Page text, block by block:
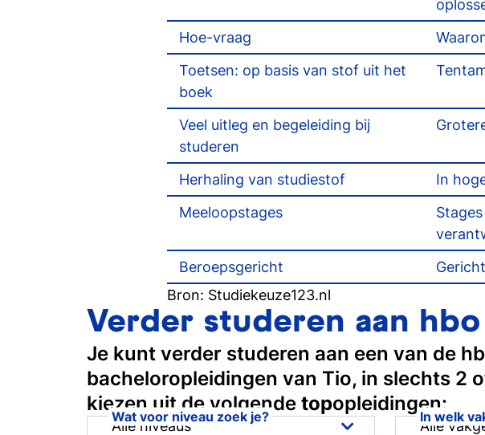
Hoe-vraag
Toetsen: op basis van stof uit het
boek
Veel uitleg en begeleiding bij
studeren
Herhaling van studiestof
In
Meeloopstages
Beroepsgericht
Bron: Studiekeuze123.nl
Verder studeren aan hbo
Je kunt verder studeren aan een van de
bacheloropleidingen van Tio, in slechts 2
kiezen uit de volgende topopleidingen:
Wat voor niveau zoek je?
Alle niveaus
In welk
Alle